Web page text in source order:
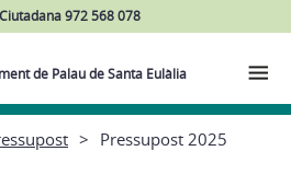
972 568 078
de Palau de Santa Eulàlia
Pressupost 2025